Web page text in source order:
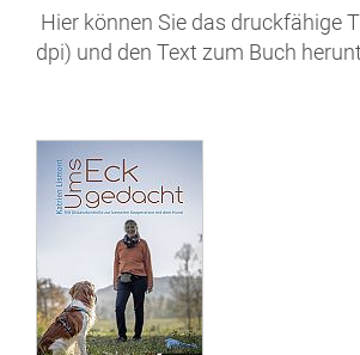
Hier können Sie das druckfähige
dpi) und den Text zum Buch